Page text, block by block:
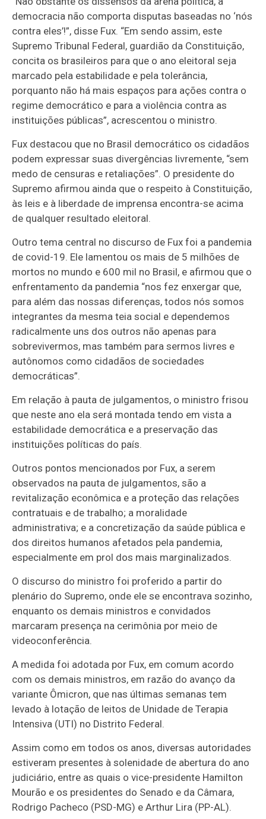
democracia não comporta disputas baseadas no ‘nós
contra eles’!”, disse Fux. “Em sendo assim, este
Supremo Tribunal Federal, guardião da Constituição,
concita os brasileiros para que o ano eleitoral seja
marcado pela estabilidade e pela tolerância,
porquanto não há mais espaços para ações contra o
regime democrático e para a violência contra as
instituições públicas”, acrescentou o ministro.
Fux destacou que no Brasil democrático os cidadãos
podem expressar suas divergências livremente, “sem
medo de censuras e retaliações”. O presidente do
Supremo afirmou ainda que o respeito à Constituição,
às leis e à liberdade de imprensa encontra-se acima
de qualquer resultado eleitoral.
Outro tema central no discurso de Fux foi a pandemia
de covid-19. Ele lamentou os mais de 5 milhões de
mortos no mundo e 600 mil no Brasil, e afirmou que o
enfrentamento da pandemia “nos fez enxergar que,
para além das nossas diferenças, todos nós somos
integrantes da mesma teia social e dependemos
radicalmente uns dos outros não apenas para
sobrevivermos, mas também para sermos livres e
autônomos como cidadãos de sociedades
democráticas”.
Em relação à pauta de julgamentos, o ministro frisou
que neste ano ela será montada tendo em vista a
estabilidade democrática e a preservação das
instituições políticas do país.
Outros pontos mencionados por Fux, a serem
observados na pauta de julgamentos, são a
revitalização econômica e a proteção das relações
contratuais e de trabalho; a moralidade
administrativa; e a concretização da saúde pública e
dos direitos humanos afetados pela pandemia,
especialmente em prol dos mais marginalizados.
O discurso do ministro foi proferido a partir do
plenário do Supremo, onde ele se encontrava sozinho,
enquanto os demais ministros e convidados
marcaram presença na cerimônia por meio de
videoconferência.
A medida foi adotada por Fux, em comum acordo
com os demais ministros, em razão do avanço da
variante Ômicron, que nas últimas semanas tem
levado à lotação de leitos de Unidade de Terapia
Intensiva (UTI) no Distrito Federal.
Assim como em todos os anos, diversas autoridades
estiveram presentes à solenidade de abertura do ano
judiciário, entre as quais o vice-presidente Hamilton
Mourão e os presidentes do Senado e da Câmara,
Rodrigo Pacheco (PSD-MG) e Arthur Lira (PP-AL).